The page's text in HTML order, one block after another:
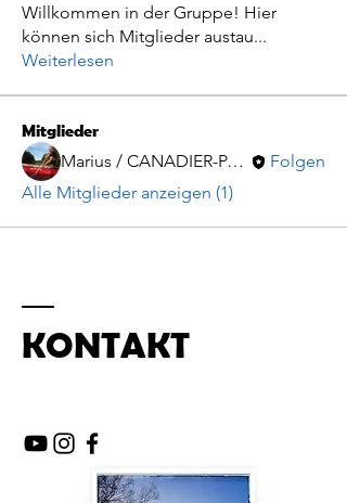
Willkommen in der Gruppe! Hier
können sich Mitglieder austau...
Weiterlesen
Mitglieder
Marius / CANADIER-PADDELN.de
Folgen
Alle Mitglieder anzeigen (1)
KONTAKT